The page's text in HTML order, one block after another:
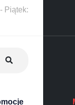
Piątek: